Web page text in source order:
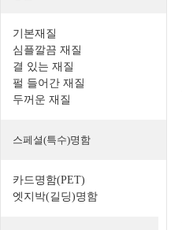
기본재질
심플깔끔 재질
결 있는 재질
펄 들어간 재질
두꺼운 재질
스페셜(특수)명함
카드명함(PET)
엣지박(길딩)명함